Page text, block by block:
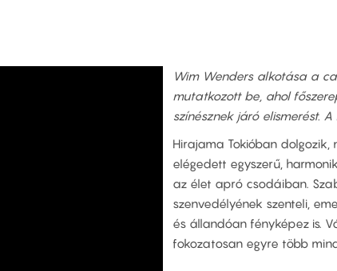
Wim Wenders alkotása a
mutatkozott be, ahol
színésznek járó elismerést.
Hirajama Tokióban
elégedett egyszerű,
az élet apró csodáiban.
szenvedélyének szenteli,
és állandóan fényképez is.
fokozatosan egyre több